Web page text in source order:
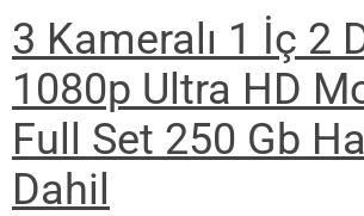
3 Kameralı 1 İç 2
1080p Ultra HD
Full Set 250 Gb
Dahil